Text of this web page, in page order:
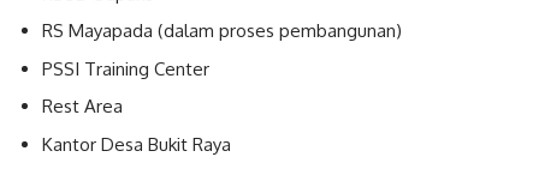
RS Mayapada (dalam proses pembangunan)
PSSI Training Center
Rest Area
Kantor Desa Bukit Raya